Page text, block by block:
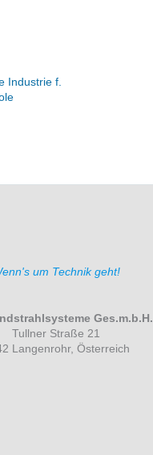
Industrie f.
um Technik geht!
Ges.m.b.H.
Tullner Straße 21
Langenrohr, Österreich